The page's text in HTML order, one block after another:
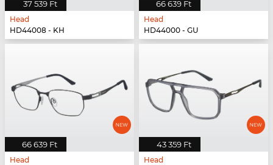
37 539 Ft
Head
HD44008 - KH
66 639 Ft
Head
HD44000 - GU
66 639 Ft
Head
43 359 Ft
Head